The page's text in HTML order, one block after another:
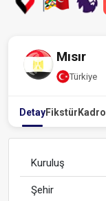
Mısır
Türkiye
DetayFikstür Kadro
Kuruluş
Şehir